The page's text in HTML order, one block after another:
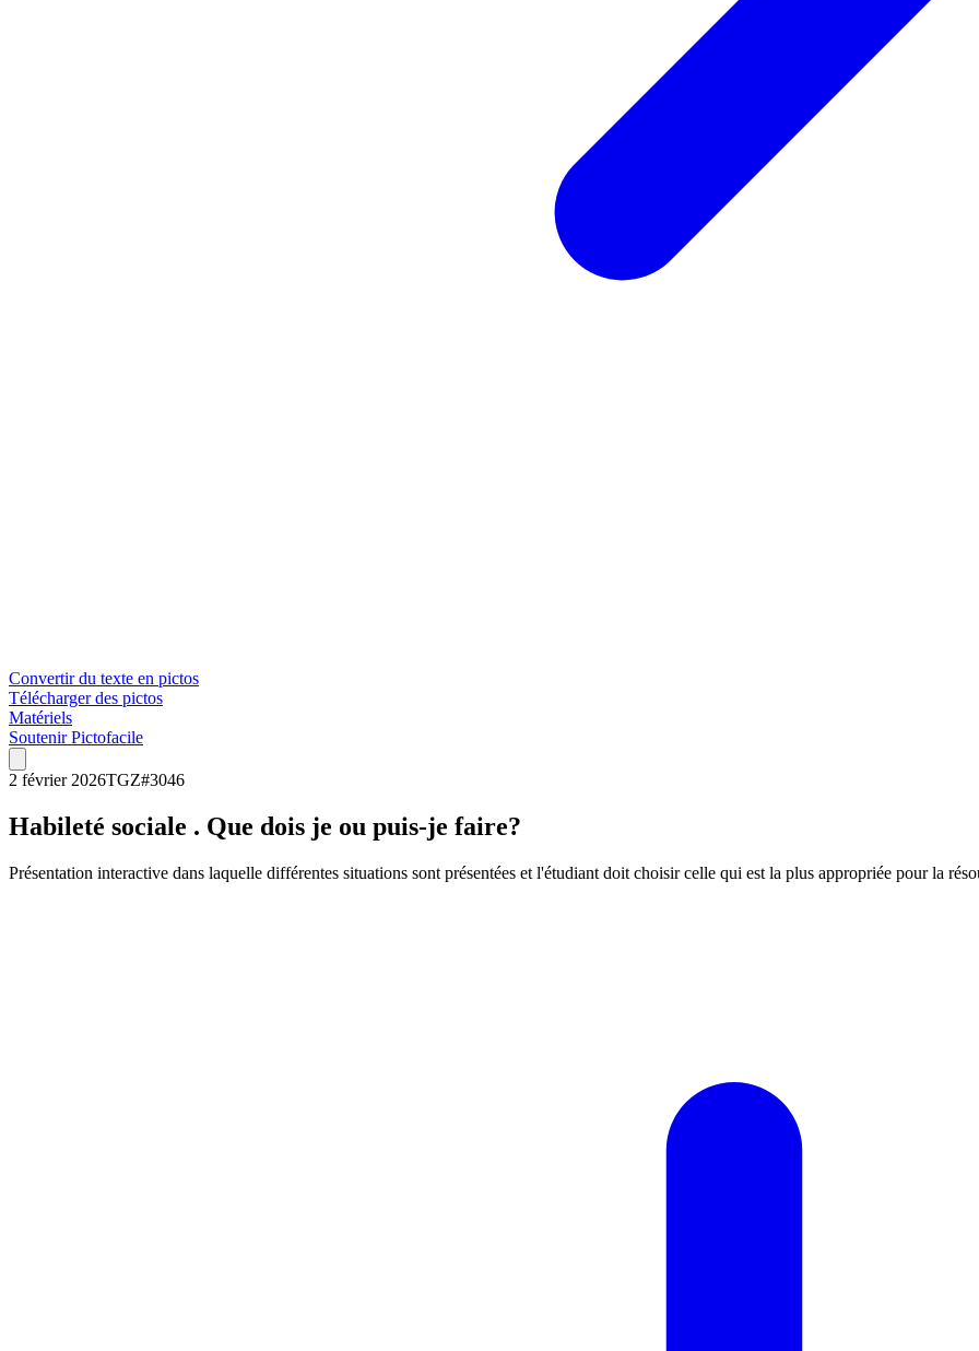
Convertir du texte en pictos
Télécharger des pictos
Matériels
Soutenir Pictofacile
2 février 2026TGZ#3046
Habileté sociale . Que dois je ou puis-je faire?
Présentation interactive dans laquelle différentes situations sont présentées et l'étudiant doit choisir celle qui est la plus appropriée pour la